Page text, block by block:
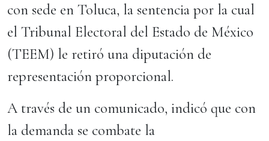
con sede en Toluca, la sentencia por la cual
el Tribunal Electoral del Estado de México
(TEEM) le retiró una diputación de
representación proporcional.
A través de un comunicado, indicó que con
la demanda se combate la